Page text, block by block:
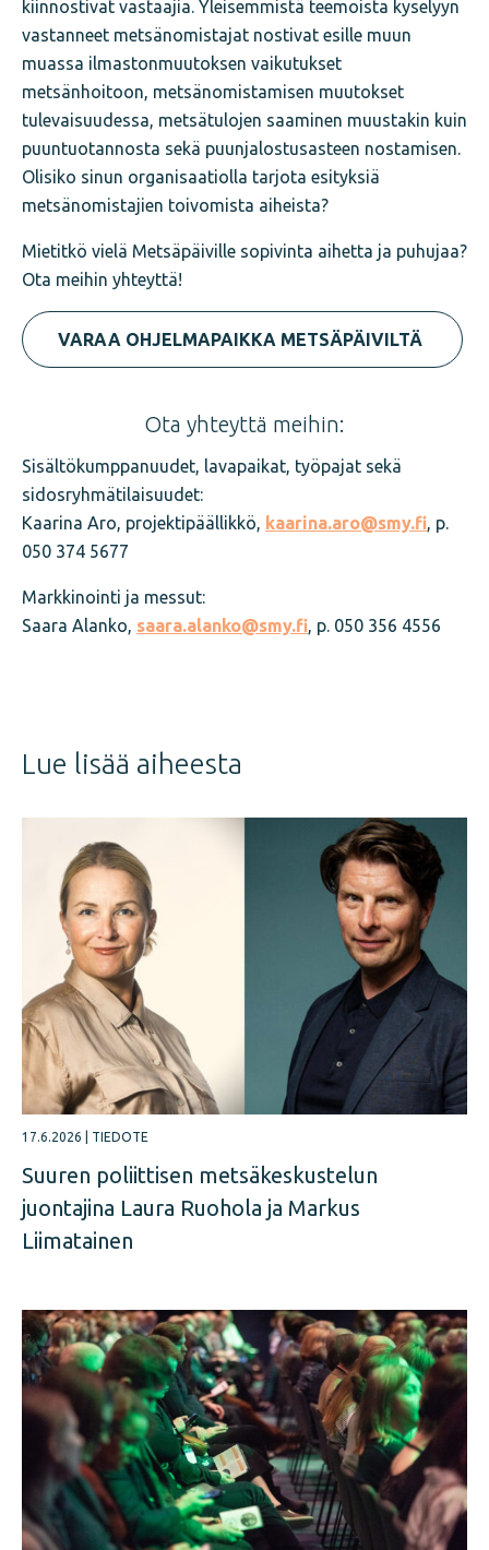
kiinnostivat vastaajia. Yleisemmistä teemoista kyselyyn
vastanneet metsänomistajat nostivat esille muun
muassa ilmastonmuutoksen vaikutukset
metsänhoitoon, metsänomistamisen muutokset
tulevaisuudessa, metsätulojen saaminen muustakin kuin
puuntuotannosta sekä puunjalostusasteen nostamisen.
Olisiko sinun organisaatiolla tarjota esityksiä
metsänomistajien toivomista aiheista?
Mietitkö vielä Metsäpäiville sopivinta aihetta ja puhujaa?
Ota meihin yhteyttä!
VARAA OHJELMAPAIKKA METSÄPÄIVILTÄ
Ota yhteyttä meihin:
Sisältökumppanuudet, lavapaikat, työpajat sekä
sidosryhmätilaisuudet:
Kaarina Aro, projektipäällikkö, kaarina.aro@smy.fi, p.
050 374 5677
Markkinointi ja messut:
Saara Alanko, saara.alanko@smy.fi, p. 050 356 4556
Lue lisää aiheesta
17.6.2026 TIEDOTE
Suuren poliittisen metsäkeskustelun
juontajina Laura Ruohola ja Markus
Liimatainen